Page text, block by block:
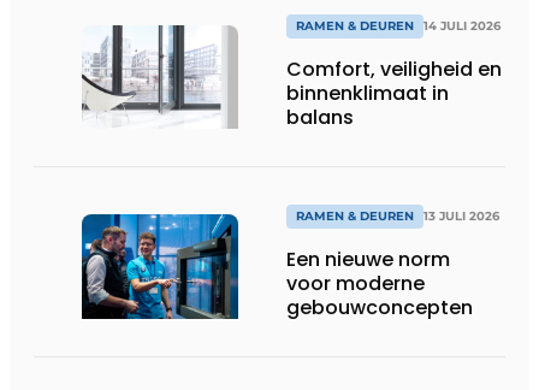
RAMEN & DEUREN 14 JULI 2026
Comfort, veiligheid en
binnenklimaat in
balans
RAMEN & DEUREN 13 JULI 2026
Een nieuwe norm
voor moderne
gebouwconcepten